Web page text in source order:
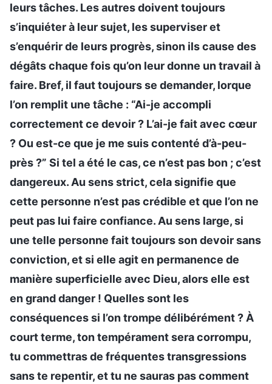
leurs tâches. Les autres doivent toujours
s’inquiéter à leur sujet, les superviser et
s’enquérir de leurs progrès, sinon ils cause des
dégâts chaque fois qu’on leur donne un travail à
faire. Bref, il faut toujours se demander, lorque
l’on remplit une tâche : “Ai-je accompli
correctement ce devoir ? L’ai-je fait avec cœur
? Ou est-ce que je me suis contenté d’à-peu-
près ?” Si tel a été le cas, ce n’est pas bon ; c’est
dangereux. Au sens strict, cela signifie que
cette personne n’est pas crédible et que l’on ne
peut pas lui faire confiance. Au sens large, si
une telle personne fait toujours son devoir sans
conviction, et si elle agit en permanence de
manière superficielle avec Dieu, alors elle est
en grand danger ! Quelles sont les
conséquences si l’on trompe délibérément ? À
court terme, ton tempérament sera corrompu,
tu commettras de fréquentes transgressions
sans te repentir, et tu ne sauras pas comment